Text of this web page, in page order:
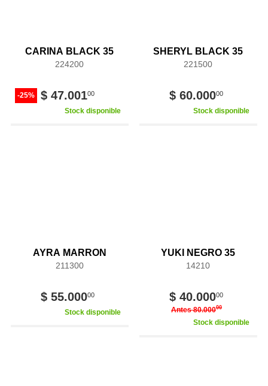
CARINA BLACK 35
224200
-25% $ 47.00100
Stock disponible
SHERYL BLACK 35
221500
$ 60.00000
Stock disponible
AYRA MARRON
211300
$ 55.00000
Stock disponible
YUKI NEGRO 35
14210
$ 40.00000
Antes 80.00000
Stock disponible